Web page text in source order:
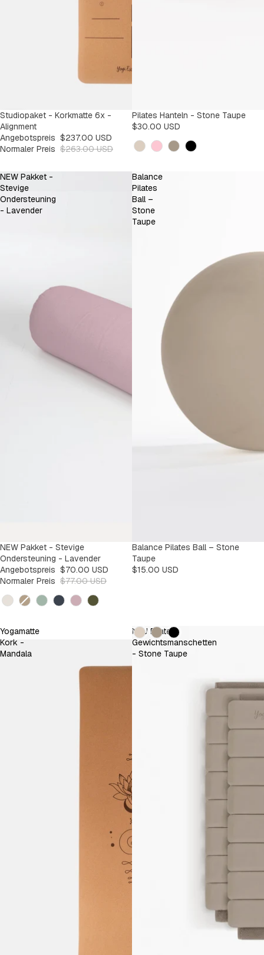
SALE
-9%
Studiopaket - Korkmatte 6x -
Alignment
Angebotspreis $237.00 USD
Normaler Preis $263.00 USD
Pilates Hanteln - Stone Taupe
$30.00 USD
Kleur
NEW Pakket -
Stevige
Ondersteuning
- Lavender
SALE
-9%
NEW Pakket - Stevige
Ondersteuning - Lavender
Angebotspreis $70.00 USD
Normaler Preis $77.00 USD
Kleur
Balance
Pilates
Ball –
Stone
Taupe
Balance Pilates Ball – Stone
Taupe
$15.00 USD
Kleur
Yogamatte
Kork -
Mandala
NEU Pilates
Gewichtsmanschetten
- Stone Taupe